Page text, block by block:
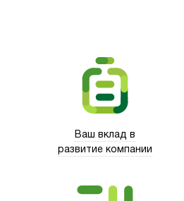
Ваш вклад в
развитие компании